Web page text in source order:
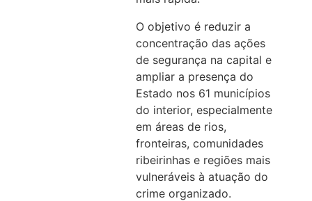
O objetivo é reduzir a
concentração das ações
de segurança na capital e
ampliar a presença do
Estado nos 61 municípios
do interior, especialmente
em áreas de rios,
fronteiras, comunidades
ribeirinhas e regiões mais
vulneráveis à atuação do
crime organizado.